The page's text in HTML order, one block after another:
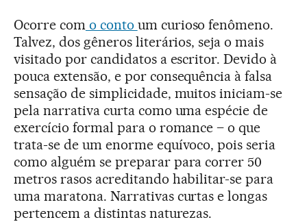
Ocorre como conto um curioso fenômeno.
Talvez, dos gêneros literários, seja o mais
visitado por candidatos a escritor. Devido à
pouca extensão, e por consequência à falsa
sensação de simplicidade, muitos iniciam-se
pela narrativa curta como uma espécie de
exercício formal para o romance – o que
trata-se de um enorme equívoco, pois seria
como alguém se preparar para correr 50
metros rasos acreditando habilitar-se para
uma maratona. Narrativas curtas e longas
pertencem a distintas naturezas.